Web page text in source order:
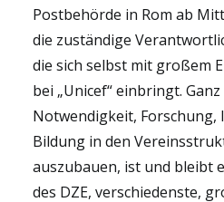
Postbehörde in Rom ab
die zuständige
die sich selbst mit großem
bei „Unicef“ einbringt.
Notwendigkeit, Forschung,
Bildung in den
auszubauen, ist und bleibt
des DZE, verschiedenste,